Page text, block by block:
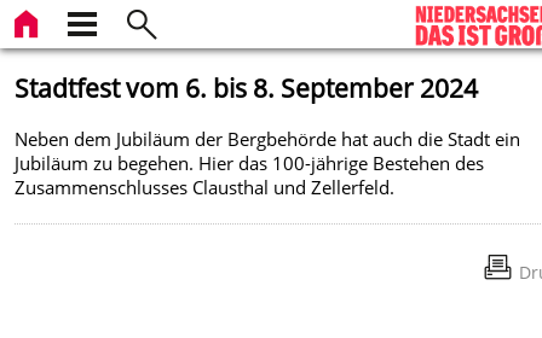
Stadtfest vom 6. bis 8. September 2024
Neben dem Jubiläum der Bergbehörde hat auch die Stadt ein
Jubiläum zu begehen. Hier das 100-jährige Bestehen des
Zusammenschlusses Clausthal und Zellerfeld.